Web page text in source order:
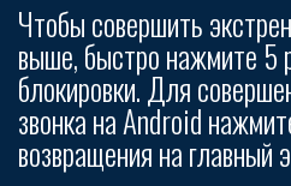
Чтобы совершить
выше, быстро нажмите 5
блокировки. Для
звонка на Android
возвращения на главный